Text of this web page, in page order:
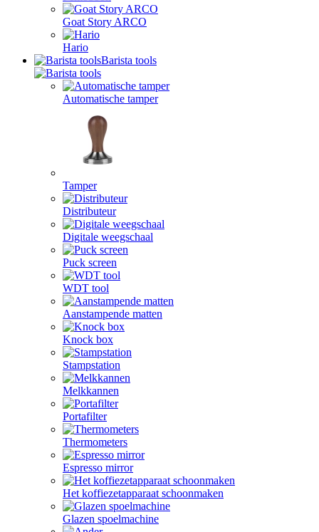
Goat Story ARCO
Hario
Barista tools
Automatische tamper
Tamper
Distributeur
Digitale weegschaal
Puck screen
WDT tool
Aanstampende matten
Knock box
Stampstation
Melkkannen
Portafilter
Thermometers
Espresso mirror
Het koffiezetapparaat schoonmaken
Glazen spoelmachine